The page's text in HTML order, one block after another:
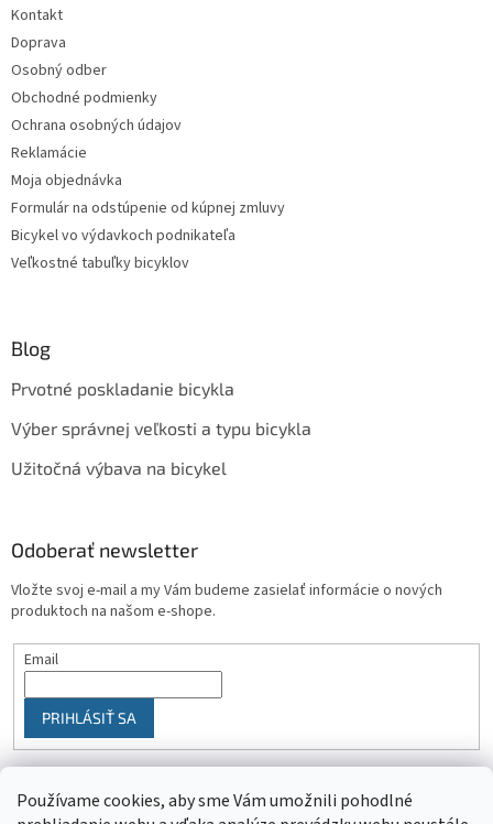
Používame cookies, aby sme Vám umožnili pohodlné
Kontakt
Doprava
Osobný odber
Obchodné podmienky
Ochrana osobných údajov
Reklamácie
Moja objednávka
Formulár na odstúpenie od kúpnej zmluvy
Bicykel vo výdavkoch podnikateľa
Veľkostné tabuľky bicyklov
Blog
Prvotné poskladanie bicykla
Výber správnej veľkosti a typu bicykla
Užitočná výbava na bicykel
Odoberať newsletter
Vložte svoj e-mail a my Vám budeme zasielať informácie o nových
produktoch na našom e-shope.
Email
PRIHLÁSIŤ SA